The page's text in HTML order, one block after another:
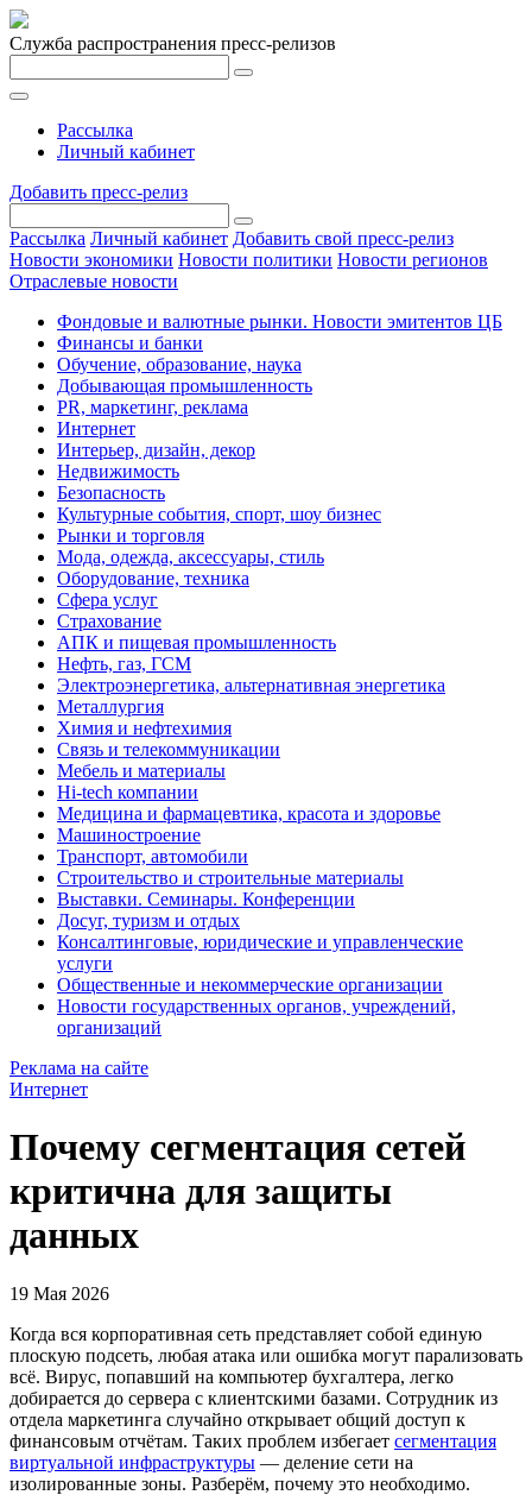
Служба распространения пресс-релизов
Рассылка
Личный кабинет
Добавить пресс-релиз
Рассылка Личный кабинет Добавить свой пресс-релиз
Новости экономики Новости политики Новости регионов
Отраслевые новости
Фондовые и валютные рынки. Новости эмитентов ЦБ
Финансы и банки
Обучение, образование, наука
Добывающая промышленность
PR, маркетинг, реклама
Интернет
Интерьер, дизайн, декор
Недвижимость
Безопасность
Культурные события, спорт, шоу бизнес
Рынки и торговля
Мода, одежда, аксессуары, стиль
Оборудование, техника
Сфера услуг
Страхование
АПК и пищевая промышленность
Нефть, газ, ГСМ
Электроэнергетика, альтернативная энергетика
Металлургия
Химия и нефтехимия
Связь и телекоммуникации
Мебель и материалы
Hi-tech компании
Медицина и фармацевтика, красота и здоровье
Машиностроение
Транспорт, автомобили
Строительство и строительные материалы
Выставки. Семинары. Конференции
Досуг, туризм и отдых
Консалтинговые, юридические и управленческие
услуги
Общественные и некоммерческие организации
Новости государственных органов, учреждений,
организаций
Реклама на сайте
Интернет
Почему сегментация сетей
критична для защиты
данных
19 Мая 2026
Когда вся корпоративная сеть представляет собой единую
плоскую подсеть, любая атака или ошибка могут парализовать
всё. Вирус, попавший на компьютер бухгалтера, легко
добирается до сервера с клиентскими базами. Сотрудник из
отдела маркетинга случайно открывает общий доступ к
финансовым отчётам. Таких проблем избегает сегментация
виртуальной инфраструктуры — деление сети на
изолированные зоны. Разберём, почему это необходимо.